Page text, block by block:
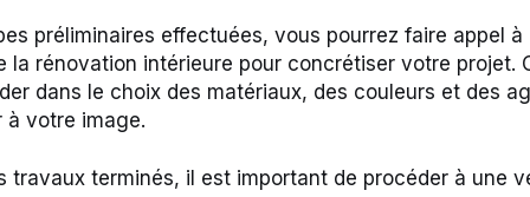
préliminaires effectuées, vous pourrez faire appel à
la rénovation intérieure pour concrétiser votre projet.
dans le choix des matériaux, des couleurs et des
à votre image.
travaux terminés, il est important de procéder à une